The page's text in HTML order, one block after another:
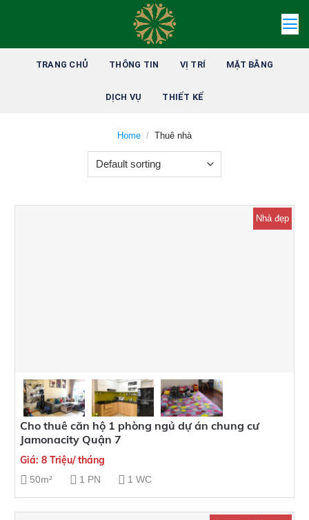
TRANG CHỦ THÔNG TIN VỊ TRÍ MẶT BẰNG
DỊCH VỤ THIẾT KẾ
Home / Thuê nhà
Nhà đẹp
Cho thuê căn hộ 1 phòng ngủ dự án chung cư
Jamonacity Quận 7
Giá: 8 Triệu/ tháng
50m² 1 PN 1 WC